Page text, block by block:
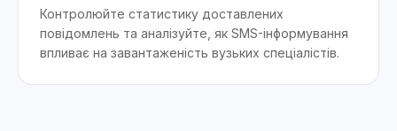
Контролюйте статистику доставлених
повідомлень та аналізуйте, як SMS-інформування
впливає на завантаженість вузьких спеціалістів.